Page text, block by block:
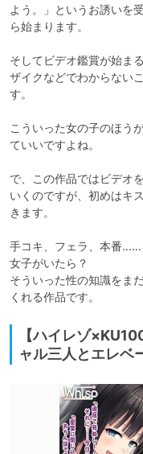
よう。」というお誘いを
ら始まります。
そしてビデオ鑑賞が始ま
ザイクなどでわからない
す。
こういった女の子のほう
ていいですよね。
で、この作品ではビデオ
いくのですが、初めはキ
きます。
手コキ、フェラ、本番……
女子がいたら？
そういった性の知識をま
くれる作品です。
【ハイレゾ
ャル三人とエレベ